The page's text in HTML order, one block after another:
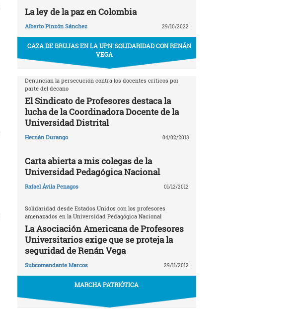
La ley de la paz en Colombia
Alberto Pinzón Sánchez 29/10/2022
CAZA DE BRUJAS EN LA UPN: SOLIDARIDAD CON RENÁN
VEGA
Denuncian la persecución contra los docentes críticos por
parte del decano
El Sindicato de Profesores destaca la
lucha de la Coordinadora Docente de la
Universidad Distrital
Hernán Durango 04/02/2013
Carta abierta a mis colegas de la
Universidad Pedagógica Nacional
Rafael Ávila Penagos 01/12/2012
Solidaridad desde Estados Unidos con los profesores
amenazados en la Universidad Pedagógica Nacional
La Asociación Americana de Profesores
Universitarios exige que se proteja la
seguridad de Renán Vega
Subcomandante Marcos 29/11/2012
MARCHA PATRIÓTICA